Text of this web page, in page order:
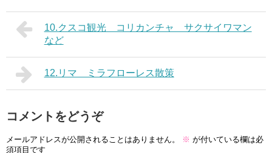
10.クスコ観光 コリカンチャ サクサイワマン
など
12.リマ ミラフローレス散策
コメントをどうぞ
メールアドレスが公開されることはありません。 ※ が付いている欄は必
須項目です